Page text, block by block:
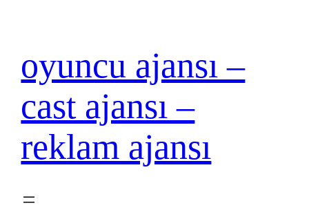
oyuncu ajansı –
cast ajansı –
reklam ajansı